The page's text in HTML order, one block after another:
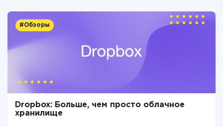
#Обзоры
Dropbox: Больше, чем просто облачное
хранилище